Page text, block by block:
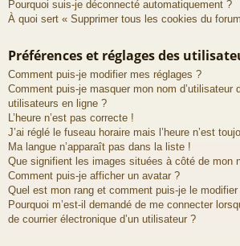
Pourquoi suis-je déconnecté automatiquement ?
À quoi sert « Supprimer tous les cookies du
Préférences et réglages des
Comment puis-je modifier mes réglages ?
Comment puis-je masquer mon nom d’utilisateur
utilisateurs en ligne ?
L’heure n’est pas correcte !
J’ai réglé le fuseau horaire mais l’heure n’est
Ma langue n’apparaît pas dans la liste !
Que signifient les images situées à côté de mon
Comment puis-je afficher un avatar ?
Quel est mon rang et comment puis-je le modifier
Pourquoi m’est-il demandé de me connecter
de courrier électronique d’un utilisateur ?